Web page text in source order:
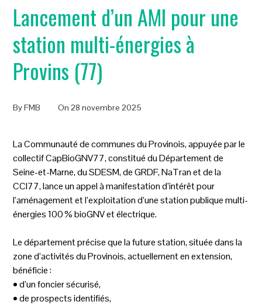
Lancement d’un AMI pour une
station multi-énergies à
Provins (77)
ByFMB On28 novembre 2025
La Communauté de communes du Provinois, appuyée par le
collectif CapBioGNV77, constitué du Département de
Seine-et-Marne, du SDESM, de GRDF, NaTran et de la
CCI77, lance un appel à manifestation d’intérêt pour
l’aménagement et l’exploitation d’une station publique multi-
énergies 100 % bioGNV et électrique.
Le département précise que la future station, située dans la
zone d’activités du Provinois, actuellement en extension,
bénéficie :
• d’un foncier sécurisé,
• de prospects identifiés,